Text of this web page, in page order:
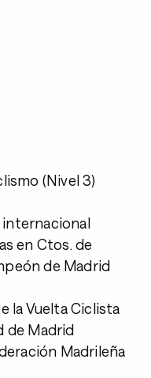
(Nivel 3)
internacional
en Ctos. de
de Madrid
la Vuelta Ciclista
de Madrid
Madrileña